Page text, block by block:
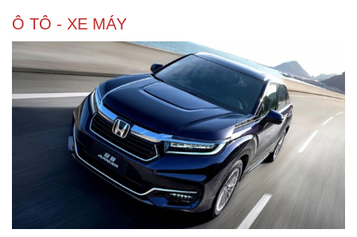
Săn Tour
Podcast
Câu chuyện thời sự
Đọc truyện đêm khuya
Ô TÔ - XE MÁY